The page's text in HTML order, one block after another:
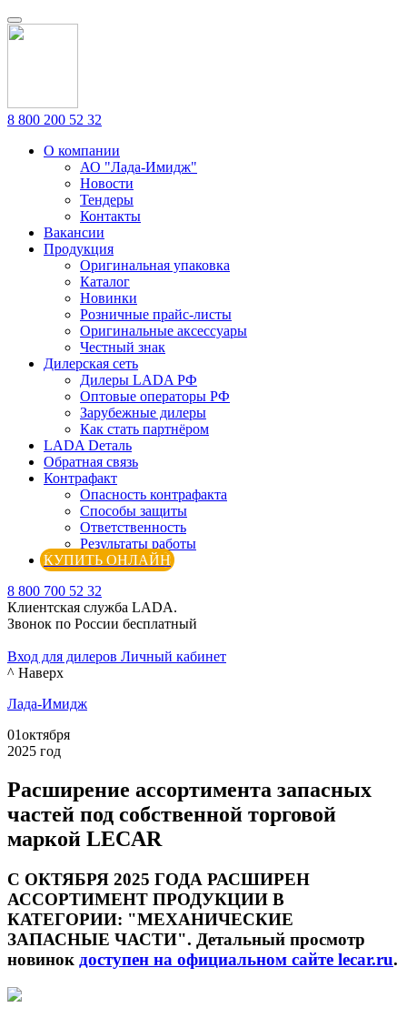
8 800 200 52 32
О компании
АО "Лада-Имидж"
Новости
Тендеры
Контакты
Вакансии
Продукция
Оригинальная упаковка
Каталог
Новинки
Розничные прайс-листы
Оригинальные аксессуары
Честный знак
Дилерская сеть
Дилеры LADA РФ
Оптовые операторы РФ
Зарубежные дилеры
Как стать партнёром
LADA Dеталь
Обратная связь
Контрафакт
Опасность контрафакта
Способы защиты
Ответственность
Результаты работы
КУПИТЬ ОНЛАЙН
8 800 700 52 32
Клиентская служба LADA.
Звонок по России бесплатный
Вход для дилеров Личный кабинет
^ Наверх
Лада-Имидж
01октября
2025 год
Расширение ассортимента запасных
частей под собственной торговой
маркой LECAR
С ОКТЯБРЯ 2025 ГОДА РАСШИРЕН
АССОРТИМЕНТ ПРОДУКЦИИ В
КАТЕГОРИИ: "МЕХАНИЧЕСКИЕ
ЗАПАСНЫЕ ЧАСТИ". Детальный просмотр
новинок доступен на официальном сайте lecar.ru.